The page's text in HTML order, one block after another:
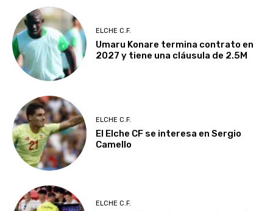
ELCHE C.F.
Umaru Konare termina contrato en
2027 y tiene una cláusula de 2.5M
ELCHE C.F.
El Elche CF se interesa en Sergio
Camello
ELCHE C.F.